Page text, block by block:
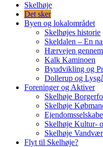
Skelhøje
Det sker
Byen og lokalområdet
Skelhøjes historie
Skeldalen – En
Hærvejen
Kalk Kaminoen
Byudvikling og
Dollerup og
Foreninger og Aktiver
Skelhøje
Skelhøje
Skelhøje Kultur-
Skelhøje
Flyt til Skelhøje?